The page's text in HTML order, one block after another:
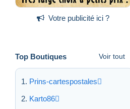
Votre publicité ici ?
Top Boutiques Voir tout
Prins-cartespostales
Karto86